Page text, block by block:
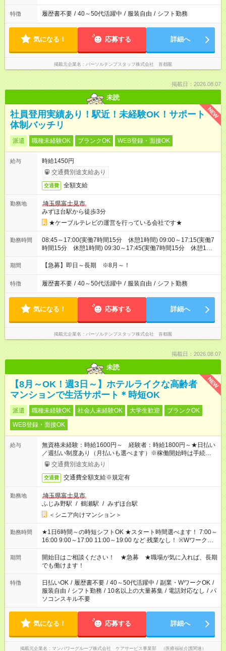
特徴 履歴書不要 / 40～50代活躍中 / 服装自由 / シフト勤務
気になる！ 応募する 詳細へ
掲載元企業名 パーソルテンプスタッフ株式会社 首都圏
掲載日：2026.08.07
未読
NEW
社員登用実績あり！駅近！未経験OK！サポート
体制バッチリ
派遣 職種未経験OK ブランクOK WEB登録・面接OK
給与
時給1450円
交通費別途支給あり
交通費 全額支給
勤務地
埼玉県富士見市
みずほ台駅から徒歩3分
★ケーブルテレビの運営を行っている会社です★
勤務時間
08:45～17:00(実働7時間15分 休憩1時間) 09:00～17:15(実働7
時間15分 休憩1時間) 09:30～17:45(実働7時間15分 休憩1時
間) ※11:45～20:00：週1回程度遅番あります(在宅勤務OK) ※配
属チームにより
期間 【急募】即日～長期 ※8月～！
特徴 履歴書不要 / 40～50代活躍中 / 服装自由 / シフト勤務
気になる！ 応募する 詳細へ
掲載元企業名 パーソルテンプスタッフ株式会社 首都圏
掲載日：2026.08.07
未読
NEW
【8月～OK！週3日～】ホテルライクな高齢者
マンションで生活サポート＊時短OK
派遣 職種未経験OK 社会人未経験OK 大学生歓迎
ブランクOK
WEB登録・面接OK
給与
無資格未経験：時給1600円～ 経験者：時給1800円～★日払い
／週払い制度あり（月払いも選べます）※稼働開始時は手続き完
了次第のお支払いとなります。
交通費別途支給あり
交通費 交通費全額支給※規定有
勤務地
埼玉県富士見市
ふじみ野駅 / 鶴瀬駅 / みずほ台駅
＜シニア向けマンション＞
勤務時間
★1日6時間～の時短シフトOK ★スタート時間選べます！ 7:00～
16:00 9:00～17:00 11:00～19:00 など 残業なし！ ※Wワークの
場合、他のお仕事と合わせ週40時間超の就業はご案内できませ
ん ※法令に基づき、週20時間以上勤務は社会保険への加入対象
となります ※労働者派遣法（日雇い派遣の原則禁止）により、
短時間・短期間の就業はご案内が難しい場合があります
期間
開始日はご相談ください！ ★急募 ★職場が気に入れば、長期
でも働けます！
特徴 日払いOK / 履歴書不要 / 40～50代活躍中 / 副業・WワークOK /
服装自由 / シフト勤務 / 10名以上の大量募集 / 電話対応なし / パ
ソコンスキル不要
気になる！ 応募する 詳細へ
掲載元企業名 マンパワーグループ株式会社 ケアサービス事業部 （医療福祉介護関連）